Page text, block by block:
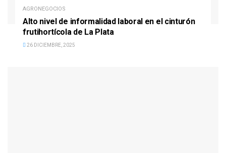
AGRONEGOCIOS
Alto nivel de informalidad laboral en el cinturón
frutihortícola de La Plata
26 DICIEMBRE, 2025